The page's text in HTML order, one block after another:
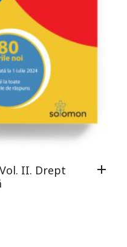
II. Drept